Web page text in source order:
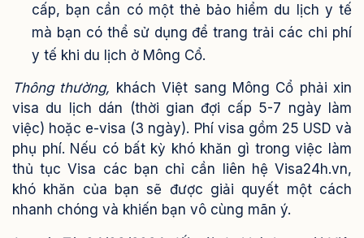
cấp, bạn cần có một thẻ bảo hiểm du lịch y tế
mà bạn có thể sử dụng để trang trải các chi phí
y tế khi du lịch ở Mông Cổ.
Thông thường, khách Việt sang Mông Cổ phải xin
visa du lịch dán (thời gian đợi cấp 5-7 ngày làm
việc) hoặc e-visa (3 ngày). Phí visa gồm 25 USD và
phụ phí. Nếu có bất kỳ khó khăn gì trong việc làm
thủ tục Visa các bạn chỉ cần liên hệ Visa24h.vn,
khó khăn của bạn sẽ được giải quyết một cách
nhanh chóng và khiến bạn vô cùng mãn ý.